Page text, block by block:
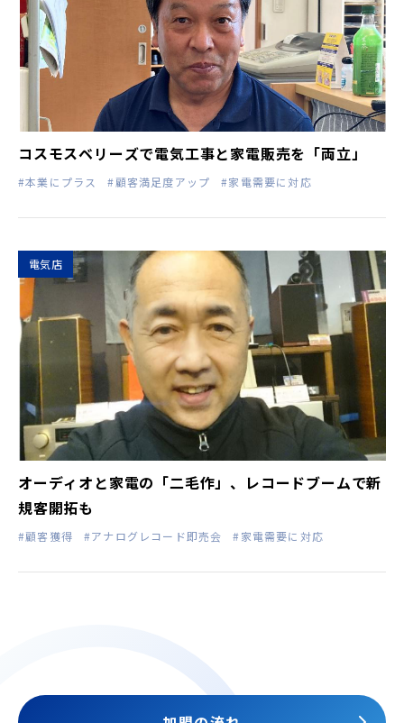
コスモスベリーズで電気工事と家電販売を「両立」
#本業にプラス #顧客満足度アップ #家電需要に対応
電気店
オーディオと家電の「二毛作」、レコードブームで新
規客開拓も
#顧客獲得 #アナログレコード即売会 #家電需要に対応